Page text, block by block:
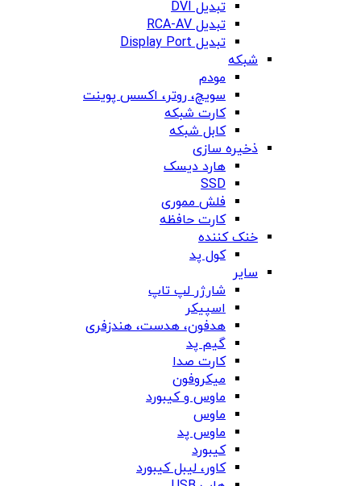
تبدیل DVI
تبدیل RCA-AV
تبدیل Display Port
شبکه
مودم
سویچ، روتر، اکسس پوینت
کارت شبکه
کابل شبکه
ذخیره سازی
هارد دیسک
SSD
فلش مموری
کارت حافظه
خنک کننده
کول پد
سایر
شارژر لپ تاپ
اسپیکر
هدفون، هدست، هندزفری
گیم پد
کارت صدا
میکروفون
ماوس و کیبورد
ماوس
ماوس پد
کیبورد
کاور، لیبل کیبورد